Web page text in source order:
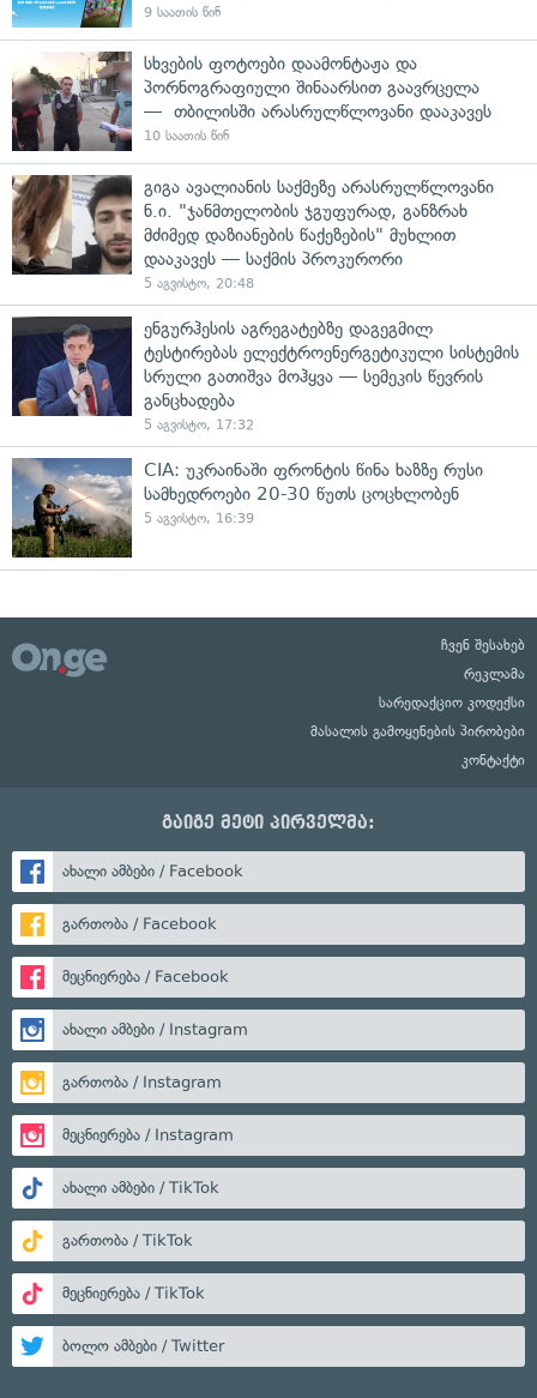
9 საათის წინ
სხვების ფოტოები დაამონტაჟა და
პორნოგრაფიული შინაარსით გაავრცელა
— თბილისში არასრულწლოვანი დააკავეს
10 საათის წინ
გიგა ავალიანის საქმეზე არასრულწლოვანი
ნ.ი. "ჯანმთელობის ჯგუფურად, განზრახ
მძიმედ დაზიანების წაქეზების" მუხლით
დააკავეს — საქმის პროკურორი
5 აგვისტო, 20:48
ენგურჰესის აგრეგატებზე დაგეგმილ
ტესტირებას ელექტროენერგეტიკული სისტემის
სრული გათიშვა მოჰყვა — სემეკის წევრის
განცხადება
5 აგვისტო, 17:32
CIA: უკრაინაში ფრონტის წინა ხაზზე რუსი
სამხედროები 20-30 წუთს ცოცხლობენ
5 აგვისტო, 16:39
ჩვენ შესახებ
რეკლამა
სარედაქციო კოდექსი
მასალის გამოყენების პირობები
კონტაქტი
გაიგე მეტი პირველმა:
ახალი ამბები / Facebook
გართობა / Facebook
მეცნიერება / Facebook
ახალი ამბები / Instagram
გართობა / Instagram
მეცნიერება / Instagram
ახალი ამბები / TikTok
გართობა / TikTok
მეცნიერება / TikTok
ბოლო ამბები / Twitter